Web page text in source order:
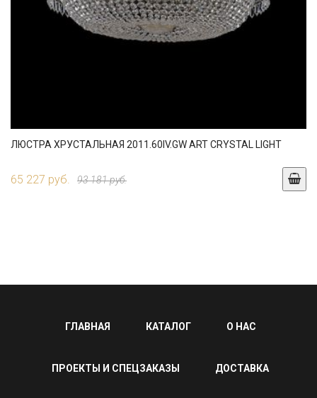
ЛЮСТРА ХРУСТАЛЬНАЯ 2011.60IV.GW ART CRYSTAL LIGHT
65 227 руб. 93 181 руб.
ГЛАВНАЯ КАТАЛОГ О НАС
ПРОЕКТЫ И СПЕЦЗАКАЗЫ ДОСТАВКА